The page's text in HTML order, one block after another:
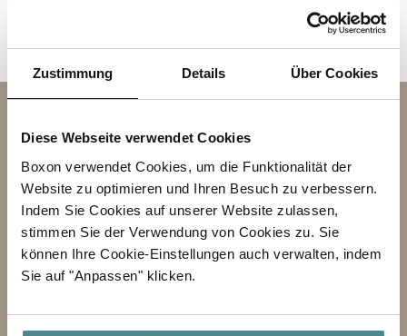
Zustimmung Details Über Cookies
Diese Webseite verwendet Cookies
Boxon verwendet Cookies, um die Funktionalität der
Website zu optimieren und Ihren Besuch zu verbessern.
Indem Sie Cookies auf unserer Website zulassen,
stimmen Sie der Verwendung von Cookies zu. Sie
können Ihre Cookie-Einstellungen auch verwalten, indem
Sie auf "Anpassen" klicken.
BETREFF
VORNAME
NACHNAME